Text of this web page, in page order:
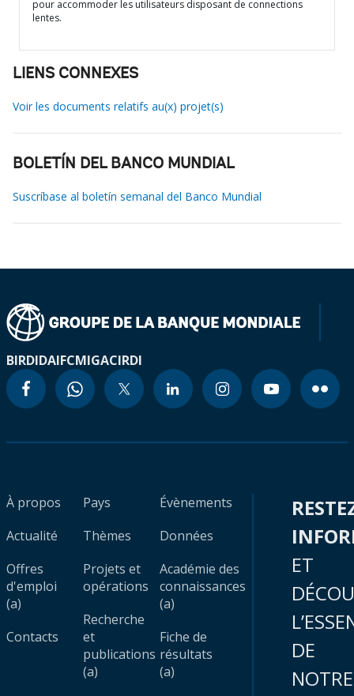
pour accommoder les utilisateurs disposant de connections
lentes.
LIENS CONNEXES
Voir les documents relatifs au(x) projet(s)
BOLETÍN DEL BANCO MUNDIAL
Suscríbase al boletín semanal del Banco Mundial
BIRDIDAIFCMIGACIRDI
À propos
Actualité
Offres
d'emploi
(a)
Contacts
Pays
Thèmes
Projets et
opérations
Recherche
et
publications
(a)
Évènements
Données
Académie des
connaissances
(a)
Fiche de
résultats
(a)
ET
DE
NOTRE